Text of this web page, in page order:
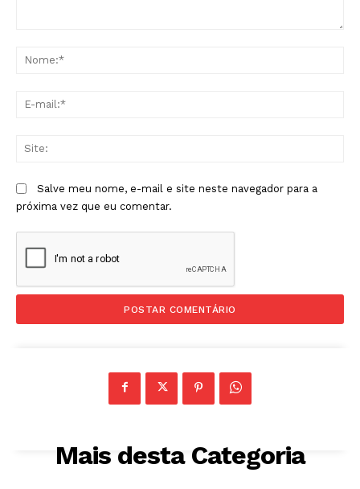
Salve meu nome, e-mail e site neste navegador para a
próxima vez que eu comentar.
Mais desta Categoria